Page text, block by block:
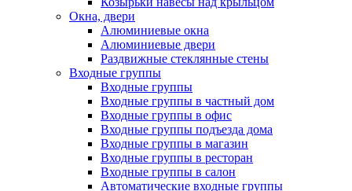
Окна, двери
Алюминиевые окна
Алюминиевые двери
Раздвижные стеклянные стены
Входные группы
Входные группы
Входные группы в частный дом
Входные группы в офис
Входные группы подъезда дома
Входные группы в магазин
Входные группы в ресторан
Входные группы в салон
Автоматические входные группы